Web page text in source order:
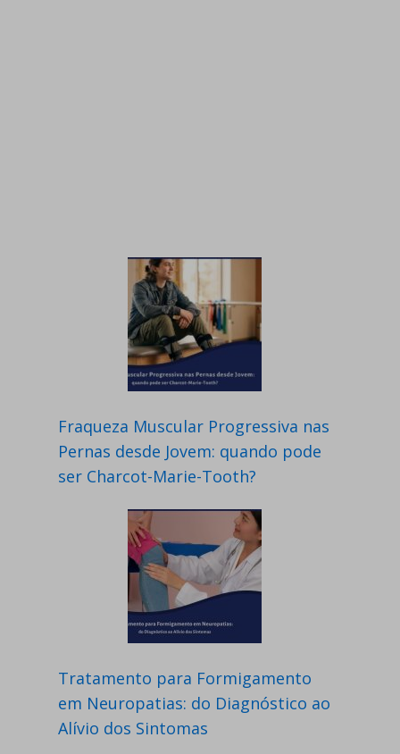
Fraqueza Muscular Progressiva nas
Pernas desde Jovem: quando pode
ser Charcot-Marie-Tooth?
Tratamento para Formigamento
em Neuropatias: do Diagnóstico ao
Alívio dos Sintomas